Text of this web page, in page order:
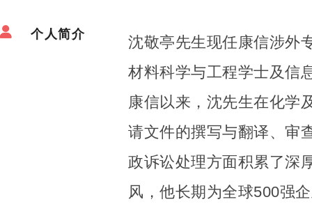
个人简介
沈敬亭先生现任康信涉外
材料科学与工程学士及信
康信以来，沈先生在化学
请文件的撰写与翻译、审
政诉讼处理方面积累了深
风，他长期为全球500强